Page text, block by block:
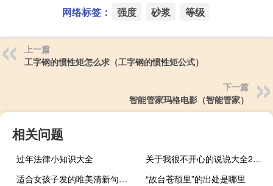
网络标签： 强度 砂浆 等级
上一篇
工字钢的惯性矩怎么求（工字钢的惯性矩公式）
下一篇
智能管家玛格电影（智能管家）
相关问题
过年法律小知识大全
关于我很不开心的说说大全2019 不开心的说说心情短语一段话表达
适合女孩子发的唯美清新句子合集 听起来就很温柔很唯美的句子
“故台苍颉里”的出处是哪里